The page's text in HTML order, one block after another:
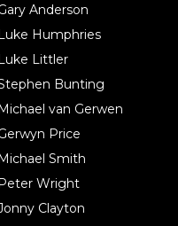
Anderson
Humphries
Littler
Bunting
van Gerwen
Price
Smith
Wright
Clayton